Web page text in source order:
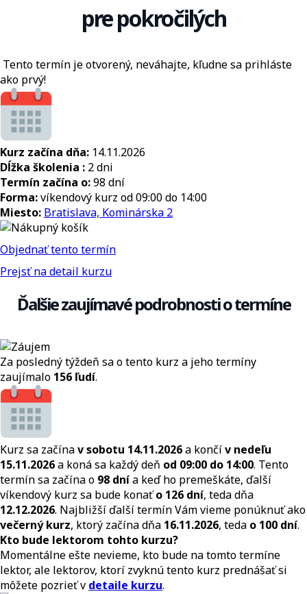
pre pokročilých
Tento termín je otvorený, neváhajte, kľudne sa prihláste
ako prvý!
Kurz začína dňa: 14.11.2026
Dĺžka školenia : 2 dni
Termín začína o:98 dní
Forma:víkendový kurz od 09:00 do 14:00
Miesto: Bratislava, Kominárska 2
Objednať tento termín
Prejsť na detail kurzu
Ďalšie zaujímavé podrobnosti o termíne
Za posledný týždeň sa o tento kurz a jeho termíny
zaujímalo 156 ľudí.
Kurz sa začínav sobotu 14.11.2026a končív nedeľu
15.11.2026a koná sa každý deň od 09:00 do 14:00. Tento
termín sa začína o 98 dnía keď ho premeškáte, ďalší
víkendový kurz sa bude konaťo 126 dní, teda dňa
12.12.2026. Najbližší ďalší termín Vám vieme ponúknuť ako
večerný kurz, ktorý začína dňa 16.11.2026, teda o 100 dní.
Kto bude lektorom tohto kurzu?
Momentálne ešte nevieme, kto bude na tomto termíne
lektor, ale lektorov, ktorí zvyknú tento kurz prednášať si
môžete pozrieť v detaile kurzu.